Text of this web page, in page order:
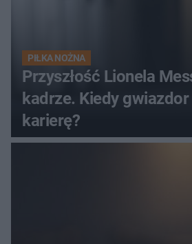
PIŁKA NOŻNA
Przyszłość Lionela
kadrze. Kiedy
karierę?